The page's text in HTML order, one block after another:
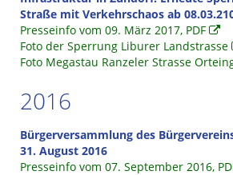
Straße mit Verkehrschaos ab
Presseinfo vom 09. März 2017, PDF
Foto der Sperrung Liburer Landstrasse
Foto Megastau Ranzeler Strasse
2016
Bürgerversammlung des
31. August 2016
Presseinfo vom 07. September 2016,